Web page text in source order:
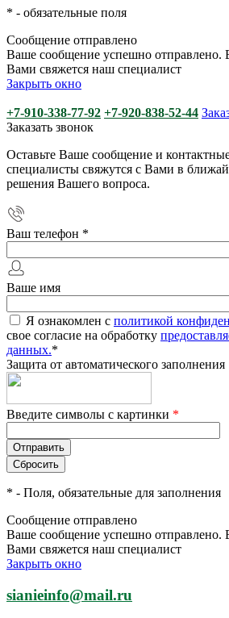
* - обязательные поля
Сообщение отправлено
Ваше сообщение успешно отправлено.
Вами свяжется наш специалист
Закрыть окно
+7-910-338-77-92 +7-920-838-52-44
Заказать звонок
Оставьте Ваше сообщение и
специалисты свяжутся с Вами в
решения Вашего вопроса.
Ваш телефон *
Ваше имя
Я ознакомлен с политикой
свое согласие на обработку
данных.*
Защита от автоматического заполнения
Введите символы с картинки *
* - Поля, обязательные для заполнения
Сообщение отправлено
Ваше сообщение успешно отправлено.
Вами свяжется наш специалист
Закрыть окно
sianieinfo@mail.ru